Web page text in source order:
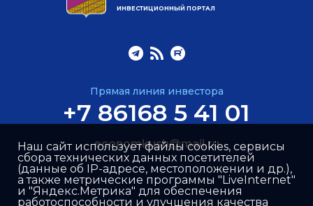
ИНВЕСТИЦИОННЫЙ ПОРТАЛ
Прямая линия инвестора
+7 86168 5 41 01
economkush@mail.ru
Наш сайт использует файлы cookies, сервисы
сбора технических данных посетителей
(данные об IP-адресе, местоположении и др.),
а также метрические программы "LiveInternet"
и "Яндекс.Метрика" для обеспечения
работоспособности и улучшения качества